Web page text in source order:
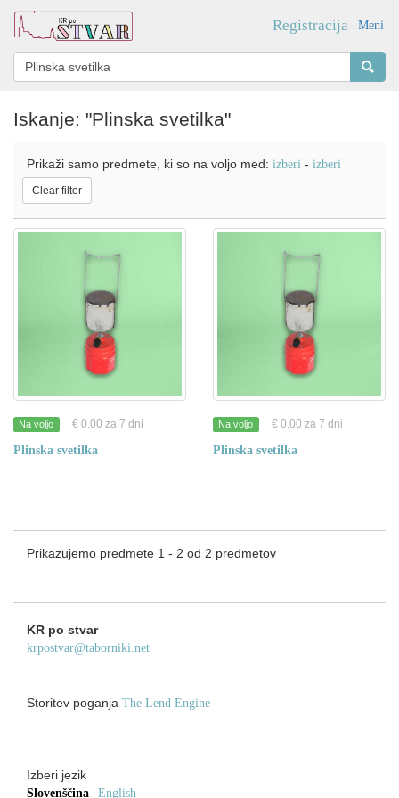
Meni
Registracija
Iskanje: "Plinska svetilka"
Prikaži samo predmete, ki so na voljo med: izberi - izberi
Clear filter
Na voljo € 0.00 za 7 dni
Plinska svetilka
Na voljo € 0.00 za 7 dni
Plinska svetilka
Prikazujemo predmete 1 - 2 od 2 predmetov
KR po stvar
krpostvar@taborniki.net
Storitev poganja The Lend Engine
Izberi jezik
Slovenščina English